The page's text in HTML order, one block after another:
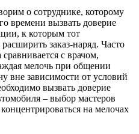
о сотруднике, которому
времени вызвать доверие
к которым тот
заказ-наряд. Часто
с врачом,
мелочь при общении
вне зависимости от условий
вызвать доверие
– выбор мастеров
на мелочах